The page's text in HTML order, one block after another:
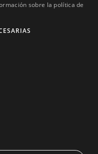
Local 7
17:30pm
a 14:00pm
SPANISH
sobre la política de